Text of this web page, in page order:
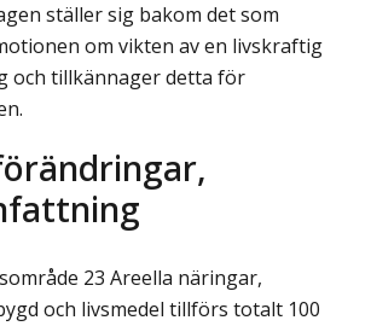
ställer sig bakom det som
om vikten av en livskraftig
och tillkännager detta för
23 Areella näringar,
och livsmedel tillförs totalt 100